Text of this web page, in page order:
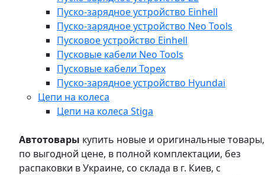
Пуско-зарядное устройство Einhell
Пуско-зарядное устройство Neo Tools
Пусковое устройство Einhell
Пусковые кабели Neo Tools
Пусковые кабели Topex
Пуско-зарядное устройство Hyundai
Цепи на колеса
Цепи на колеса Stiga
Автотовары купить новые и оригинальные товары,
по выгодной цене, в полной комплектации, без
распаковки в Украине, со склада в г. Киев, с